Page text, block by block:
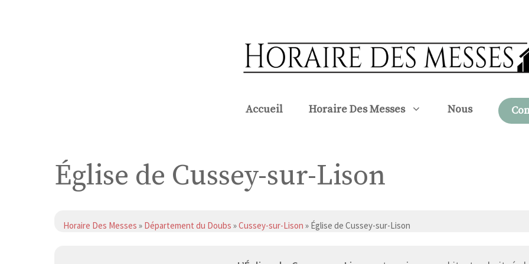
Accueil Horaire Des Messes Nous
Église de Cussey-sur-Lison
Horaire Des Messes » Département du Doubs »Cussey-sur-Lison » Église de Cussey-sur-Lison